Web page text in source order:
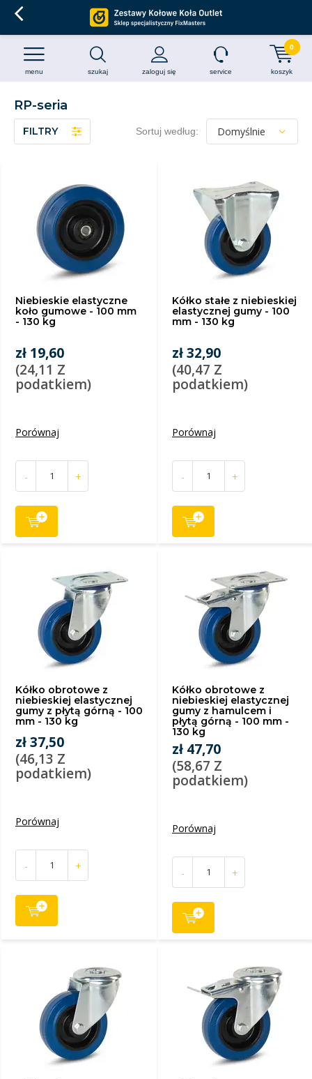
szukaj zaloguj się
menu service koszyk
0
RP-seria
FILTRY Sortuj według:
Niebieskie elastyczne
koło gumowe - 100 mm
- 130 kg
zł 19,60
(24,11 Z
podatkiem)
Porównaj
- +
Kółko stałe z niebieskiej
elastycznej gumy - 100
mm - 130 kg
zł 32,90
(40,47 Z
podatkiem)
Porównaj
- +
Kółko obrotowe z
niebieskiej elastycznej
gumy z płytą górną - 100
mm - 130 kg
zł 37,50
(46,13 Z
podatkiem)
Porównaj
- +
Kółko obrotowe z
niebieskiej elastycznej
gumy z hamulcem i
płytą górną - 100 mm -
130 kg
zł 47,70
(58,67 Z
podatkiem)
Porównaj
- +